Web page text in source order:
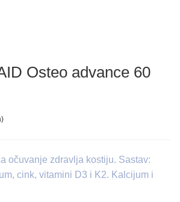
Osteo advance 60
očuvanje zdravlja kostiju. Sastav:
cink, vitamini D3 i K2. Kalcijum i